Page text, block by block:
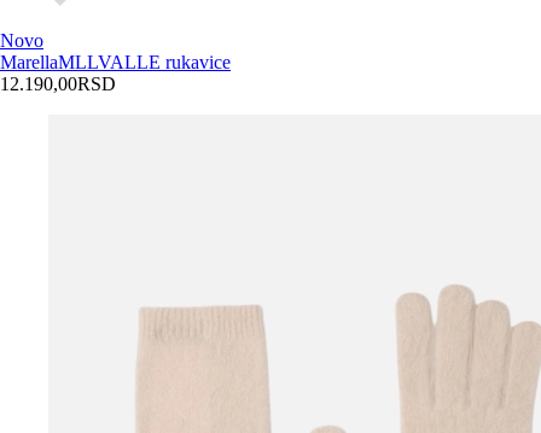
Novo
MarellaMLLVALLE rukavice
12.190,00RSD